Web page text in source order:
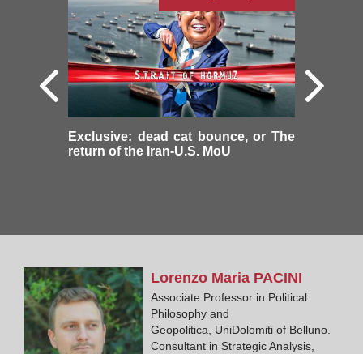
Exclusive: dead cat bounce, or The
return of the Iran-U.S. MoU
Lorenzo Maria PACINI
Associate Professor in Political
Philosophy and
Geopolitica, UniDolomiti of Belluno.
Consultant in Strategic Analysis,